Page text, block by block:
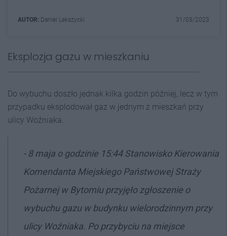
AUTOR: Daniel Lekszycki 31/03/2023
Eksplozja gazu w mieszkaniu
Do wybuchu doszło jednak kilka godzin później, lecz w tym
przypadku eksplodował gaz w jednym z mieszkań przy
ulicy Woźniaka.
- 8 maja o godzinie 15:44 Stanowisko Kierowania
Komendanta Miejskiego Państwowej Straży
Pożarnej w Bytomiu przyjęło zgłoszenie o
wybuchu gazu w budynku wielorodzinnym przy
ulicy Woźniaka. Po przybyciu na miejsce